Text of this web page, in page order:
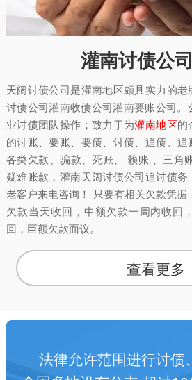
灌南讨债公
天阔讨债公司是灌南地区颇具实力的
讨债公司灌南收债公司灌南要账公司。
业讨债团队操作；致力于为灌南地区的
的讨账、要账、要债、讨债、追债、追
各类欠款、骗款、死账、 赖账 、三角
疑难账款，灌南天阔讨债公司追讨债务
老客户来电咨询！ 只要有相关欠款凭据
欠款当天收回，中额欠款一周内收回
回，巨额欠款面议。
查看更多
法律允许范围进行讨债